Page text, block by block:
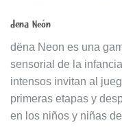
dëna Neón
dëna Neon es una
sensorial de la
intensos invitan al
primeras etapas y
en los niños y niñas